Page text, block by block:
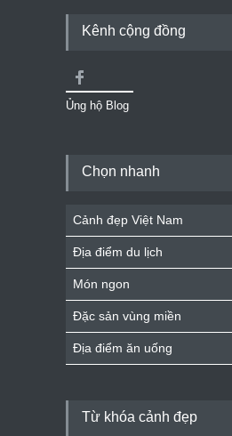
Kênh cộng đồng
Ủng hộ Blog
Chọn nhanh
Cảnh đẹp Việt Nam
Địa điểm du lịch
Món ngon
Đặc sản vùng miền
Địa điểm ăn uống
Từ khóa cảnh đẹp